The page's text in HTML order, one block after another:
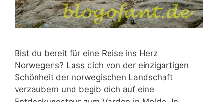
Bist du bereit für eine Reise ins Herz
Norwegens? Lass dich von der einzigartigen
Schönheit der norwegischen Landschaft
verzaubern und begib dich auf eine